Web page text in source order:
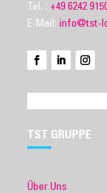
Tel. : +49 6242
E-Mail: info@tst-
TST GRUPPE
Über Uns